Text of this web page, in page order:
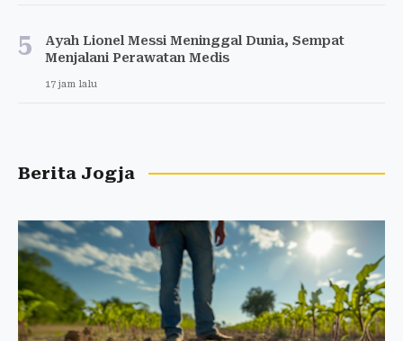
5
Ayah Lionel Messi Meninggal Dunia, Sempat
Menjalani Perawatan Medis
17 jam lalu
Berita Jogja